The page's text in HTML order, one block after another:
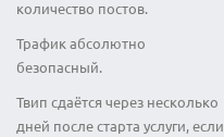
количество постов.
Трафик абсолютно
безопасный.
Твип сдаётся через несколько
дней после старта услуги, если